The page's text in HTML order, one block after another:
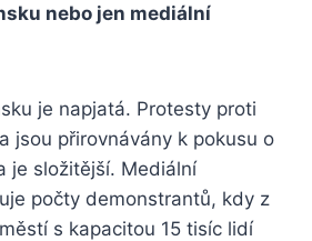
nebo jen mediální
je napjatá. Protesty proti
jsou přirovnávány k pokusu o
je složitější. Mediální
počty demonstrantů, kdy z
s kapacitou 15 tisíc lidí